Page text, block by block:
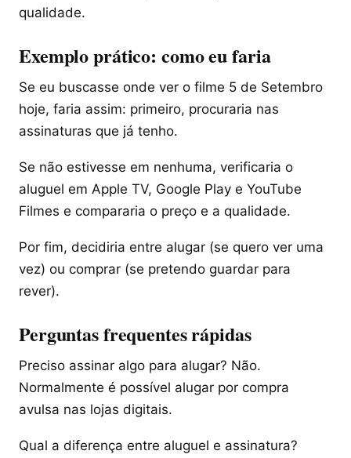
qualidade.
Exemplo prático: como eu faria
Se eu buscasse onde ver o filme 5 de Setembro
hoje, faria assim: primeiro, procuraria nas
assinaturas que já tenho.
Se não estivesse em nenhuma, verificaria o
aluguel em Apple TV, Google Play e YouTube
Filmes e compararia o preço e a qualidade.
Por fim, decidiria entre alugar (se quero ver uma
vez) ou comprar (se pretendo guardar para
rever).
Perguntas frequentes rápidas
Preciso assinar algo para alugar? Não.
Normalmente é possível alugar por compra
avulsa nas lojas digitais.
Qual a diferença entre aluguel e assinatura?